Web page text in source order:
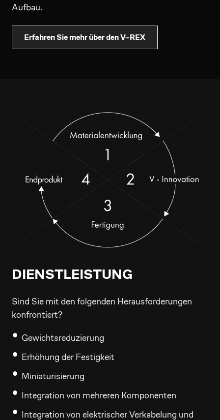
Aufbau.
Erfahren Sie mehr über den V–REX
DIENSTLEISTUNG
Sind Sie mit den folgenden Herausforderungen
konfrontiert?
Gewichtsreduzierung
Erhöhung der Festigkeit
Miniaturisierung
Integration von mehreren Komponenten
Integration von elektrischer Verkabelung und